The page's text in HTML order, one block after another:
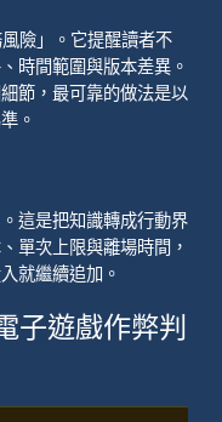
險」。它提醒讀者不
時間範圍與版本差異。
節，最可靠的做法是以
。
這是把知識轉成行動界
單次上限與離場時間，
就繼續追加。
子遊戲作弊判